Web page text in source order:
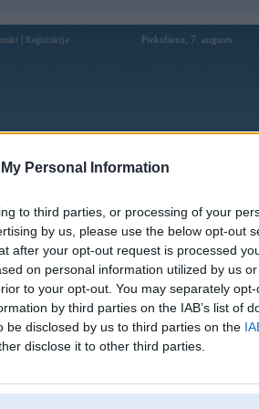
Personal Information
to third parties, or processing of your
by us, please use the below opt-out
after your opt-out request is processed
on personal information utilized by us
to your opt-out. You may separately
by third parties on the IAB’s list of
be disclosed by us to third parties on the
disclose it to other third parties.
Reģistrācija Piektdiena, 7. augusts
Reģistrācija Lietotāji
profils
Pēdējo reizi manīts: 26. Feb 2011, 13:15
Engels
maskējošo tīklu
nezogu...
221